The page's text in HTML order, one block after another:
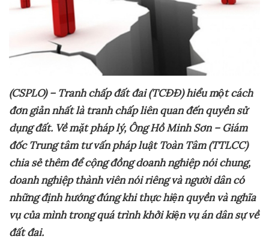
(CSPLO) – Tranhchấp đất đai (TCĐĐ)hiểu một cách
đơn giản nhất là tranh chấp liên quan đến quyền sử
dụng đất. Về mặt pháp lý, Ông Hồ Minh Sơn – Giám
đốc Trung tâm tư vấn pháp luật Toàn Tâm (TTLCC)
chia sẻ thêm để cộngđồng doanh nghiệp nói chung,
doanh nghiệp thành viên nói riêng và người dâncó
những định hướng đúng khi thực hiện quyền và nghĩa
vụ của mình trong quá trình khởi kiện vụ án dân sự về
đất đai.